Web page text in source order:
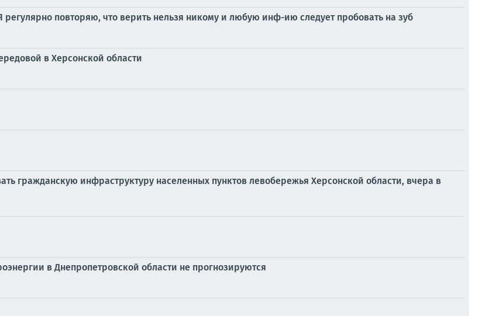
повторяю, что верить нельзя никому и любую инф-ию следует пробовать на зуб
в Херсонской области
гражданскую инфраструктуру населенных пунктов левобережья Херсонской области, вчера в
в Днепропетровской области не прогнозируются